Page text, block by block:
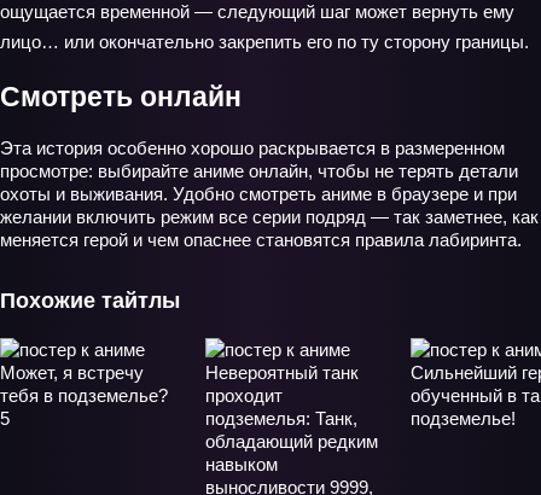
ощущается временной — следующий шаг может вернуть ему
лицо… или окончательно закрепить его по ту сторону границы.
Смотреть онлайн
Эта история особенно хорошо раскрывается в размеренном
просмотре: выбирайте аниме онлайн, чтобы не терять детали
охоты и выживания. Удобно смотреть аниме в браузере и при
желании включить режим все серии подряд — так заметнее, как
меняется герой и чем опаснее становятся правила лабиринта.
Похожие тайтлы